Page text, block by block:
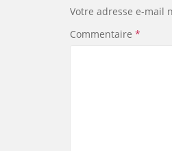
Votre adresse e-mail
Commentaire *